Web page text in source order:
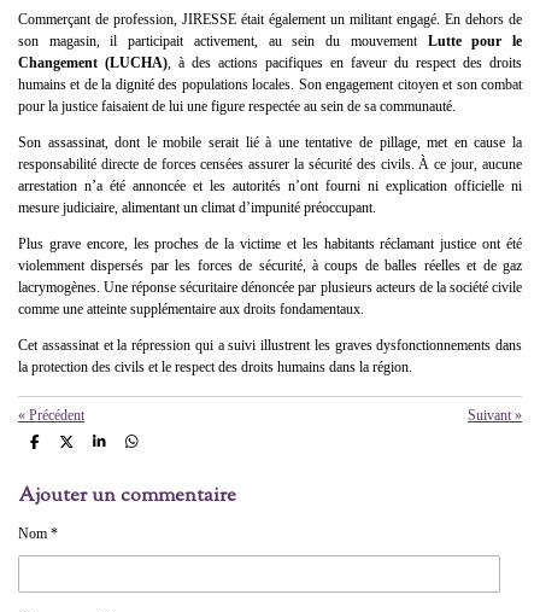
Commerçant de profession, JIRESSE était également un militant engagé. En dehors de
son magasin, il participait activement, au sein du mouvement Lutte pour le
Changement (LUCHA), à des actions pacifiques en faveur du respect des droits
humains et de la dignité des populations locales. Son engagement citoyen et son combat
pour la justice faisaient de lui une figure respectée au sein de sa communauté.
Son assassinat, dont le mobile serait lié à une tentative de pillage, met en cause la
responsabilité directe de forces censées assurer la sécurité des civils. À ce jour, aucune
arrestation n’a été annoncée et les autorités n’ont fourni ni explication officielle ni
mesure judiciaire, alimentant un climat d’impunité préoccupant.
Plus grave encore, les proches de la victime et les habitants réclamant justice ont été
violemment dispersés par les forces de sécurité, à coups de balles réelles et de gaz
lacrymogènes. Une réponse sécuritaire dénoncée par plusieurs acteurs de la société civile
comme une atteinte supplémentaire aux droits fondamentaux.
Cet assassinat et la répression qui a suivi illustrent les graves dysfonctionnements dans
la protection des civils et le respect des droits humains dans la région.
« Précédent Suivant »
P
t
a
e
P
t
a
P
t
a
P
t
a
Ajouter un commentaire
Nom *